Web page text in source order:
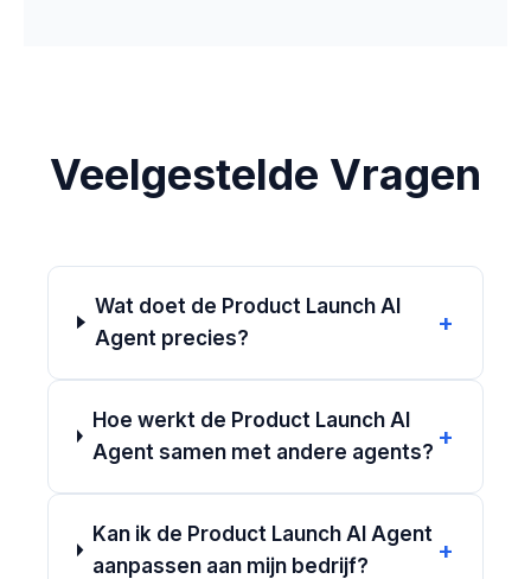
Veelgestelde Vragen
Wat doet de Product Launch AI
Agent precies?
+
Hoe werkt de Product Launch AI
Agent samen met andere agents?
+
Kan ik de Product Launch AI Agent
aanpassen aan mijn bedrijf?
+